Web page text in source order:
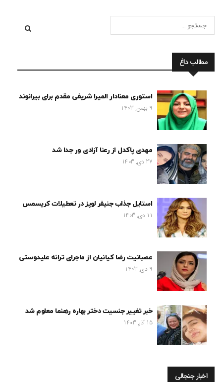
مطالب داغ
استوری معنادار المیرا شریفی مقدم برای بیرانوند
9 بهمن, 1403
مهدی پاکدل از رعنا آزادی ور جدا شد
27 دی, 1403
استایل جذاب جنیفر لوپز در تعطیلات کریسمس
11 دی, 1403
عصبانیت رضا کیانیان از ماجرای ترانه علیدوستی
9 دی, 1403
خبر تغییر جنسیت دختر بهاره رهنما معلوم شد
15 آذر, 1403
اخبار جنجالی